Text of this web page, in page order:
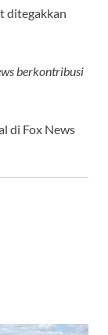
ditegakkan
berkontribusi
di Fox News